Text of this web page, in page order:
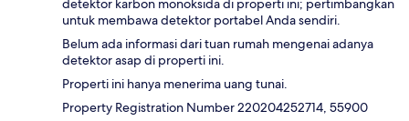
detektor karbon monoksida di properti ini; pertimbangkan
untuk membawa detektor portabel Anda sendiri.
Belum ada informasi dari tuan rumah mengenai adanya
detektor asap di properti ini.
Properti ini hanya menerima uang tunai.
Property Registration Number 220204252714, 55900